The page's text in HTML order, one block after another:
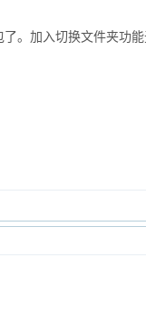
。加入切换文件夹功